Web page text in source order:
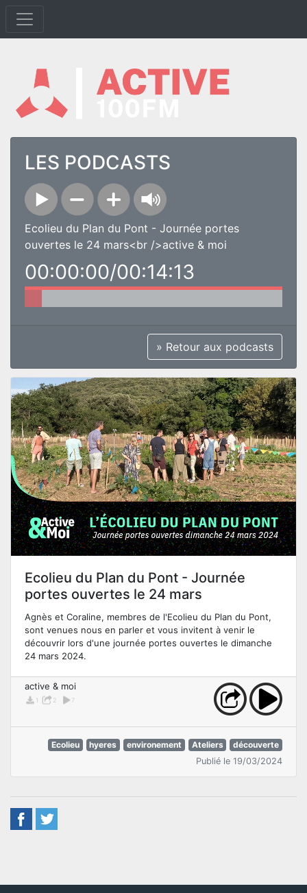
LES PODCASTS
Ecolieu du Plan du Pont - Journée portes
ouvertes le 24 mars<br />active & moi
00:00:00/00:14:13
» Retour aux podcasts
Ecolieu du Plan du Pont - Journée
portes ouvertes le 24 mars
Agnès et Coraline, membres de l'Ecolieu du Plan du Pont,
sont venues nous en parler et vous invitent à venir le
découvrir lors d'une journée portes ouvertes le dimanche
24 mars 2024.
active & moi
1 2 7
Ecolieu hyeres environement Ateliers
découverte
Publié le 19/03/2024